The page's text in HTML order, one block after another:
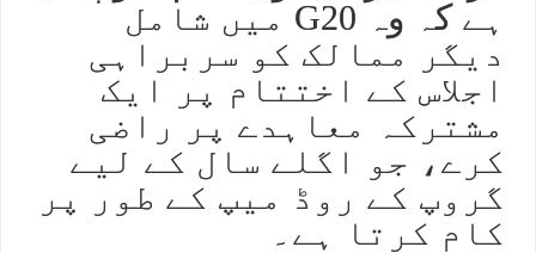
ہے کہ وہ G20 میں شامل
دیگر ممالک کو سربراہی
اجلاس کے اختتام پر ایک
مشترکہ معاہدے پر راضی
کرے، جو اگلے سال کے لیے
گروپ کے روڈ میپ کے طور پر
کام کرتا ہے۔